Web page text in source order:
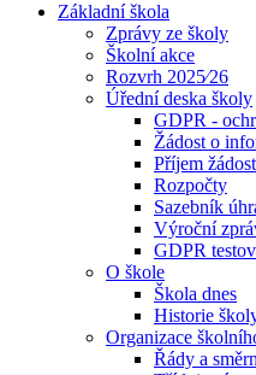
Základní škola
Zprávy ze školy
Školní akce
Rozvrh 2025⁄26
Úřední deska školy
GDPR -
Žádost o
Příjem
Rozpočty
Sazebník
Výroční
GDPR
O škole
Škola dnes
Historie
Organizace
Řády a